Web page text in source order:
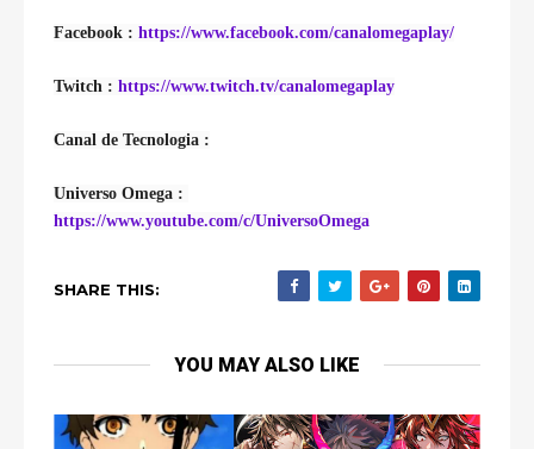
Facebook : https://www.facebook.com/canalomegaplay/
Twitch : https://www.twitch.tv/canalomegaplay
Canal de Tecnologia :
https://www.youtube.com/c/UniversoOmega
SHARE THIS:
YOU MAY ALSO LIKE